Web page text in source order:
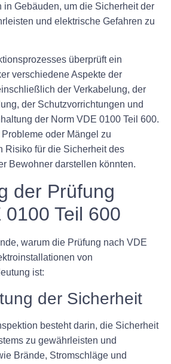
in Gebäuden, um die Sicherheit der
und elektrische Gefahren zu
überprüft ein
verschiedene Aspekte der
der Verkabelung, der
der Schutzvorrichtungen und
der Norm VDE 0100 Teil 600.
oder Mängel zu
Risiko für die Sicherheit des
Bewohner darstellen könnten.
der Prüfung
0100 Teil 600
warum die Prüfung nach VDE
von
ist:
der Sicherheit
besteht darin, die Sicherheit
zu gewährleisten und
Brände, Stromschläge und